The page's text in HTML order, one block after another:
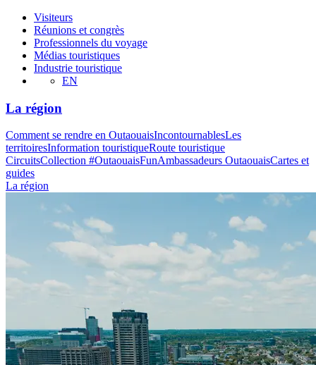
Visiteurs
Réunions et congrès
Professionnels du voyage
Médias touristiques
Industrie touristique
EN
La région
Comment se rendre en OutaouaisIncontournablesLes
territoiresInformation touristiqueRoute touristique
CircuitsCollection #OutaouaisFunAmbassadeurs OutaouaisCartes et
guides
La région